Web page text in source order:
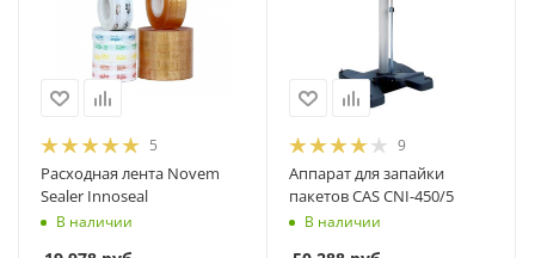
5
Расходная лента Novem
Sealer Innoseal
В наличии
9
Аппарат для запайки
пакетов CAS CNI-450/5
В наличии